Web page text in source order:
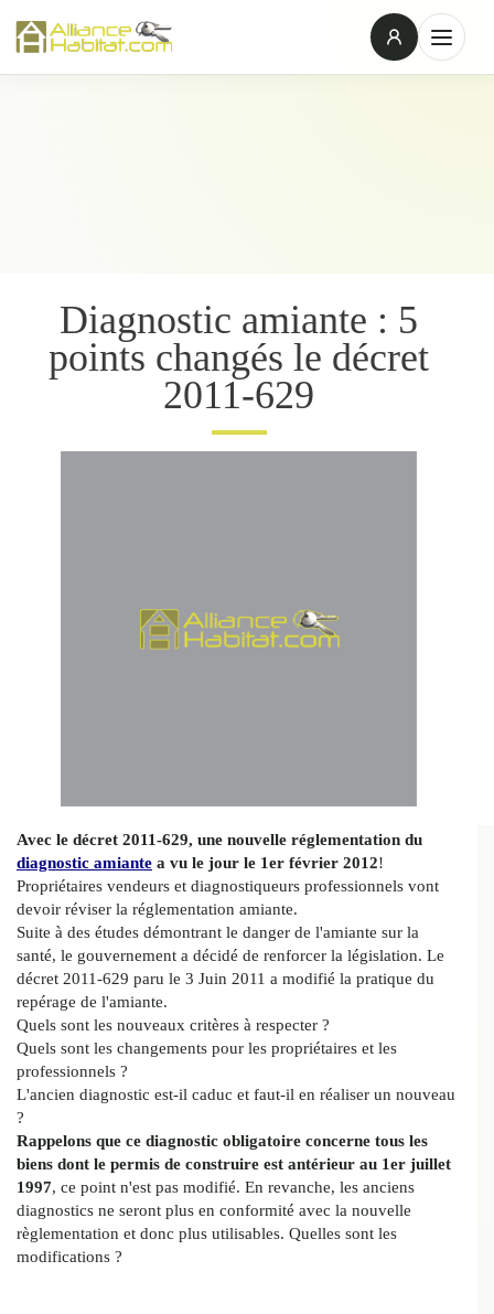
Diagnostic amiante : 5
points changés le décret
2011-629
Avec le décret 2011-629, une nouvelle réglementation du
diagnostic amiante a vu le jour le 1er février 2012!
Propriétaires vendeurs et diagnostiqueurs professionnels vont
devoir réviser la réglementation amiante.
Suite à des études démontrant le danger de l'amiante sur la
santé, le gouvernement a décidé de renforcer la législation. Le
décret 2011-629 paru le 3 Juin 2011 a modifié la pratique du
repérage de l'amiante.
Quels sont les nouveaux critères à respecter ?
Quels sont les changements pour les propriétaires et les
professionnels ?
L'ancien diagnostic est-il caduc et faut-il en réaliser un nouveau
?
Rappelons que ce diagnostic obligatoire concerne tous les
biens dont le permis de construire est antérieur au 1er juillet
1997, ce point n'est pas modifié. En revanche, les anciens
diagnostics ne seront plus en conformité avec la nouvelle
règlementation et donc plus utilisables. Quelles sont les
modifications ?